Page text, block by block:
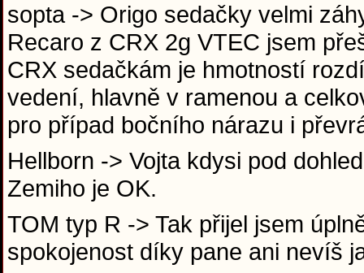
sopta -> Origo sedačky velmi
Recaro z CRX 2g VTEC jsem
CRX sedačkám je hmotností
vedení, hlavně v ramenou a
pro případ bočního nárazu i
Hellborn -> Vojta kdysi pod
Zemiho je OK.
TOM typ R -> Tak přijel jsem
spokojenost díky pane ani nevíš